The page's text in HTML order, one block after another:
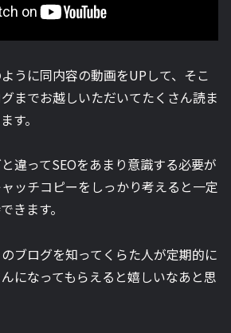
うに同内容の動画をUPして、そこ
までお越しいただいてたくさん読ま
す。
違ってSEOをあまり意識する必要が
ッチコピーをしっかり考えると一定
きます。
ブログを知ってくらた人が定期的に
になってもらえると嬉しいなあと思